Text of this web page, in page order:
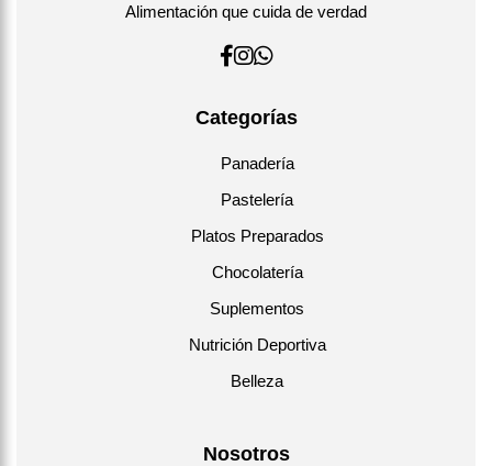
Alimentación que cuida de verdad
Categorías
Panadería
Pastelería
Platos Preparados
Chocolatería
Suplementos
Nutrición Deportiva
Belleza
Nosotros